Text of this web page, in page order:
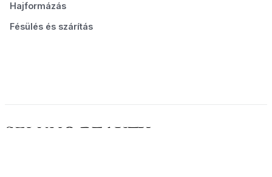
Hajformázás
Fésülés és szárítás